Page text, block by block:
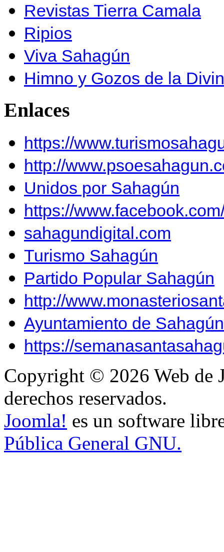
Revistas Tierra Camala
Ripios
Viva Sahagún
Himno y Gozos de la
Enlaces
https://
http://
Unidos por Sahagún
https://
sahagundigital.com
Turismo Sahagún
Partido Popular Sahagún
http://
Ayuntamiento de Sahagún
https://
Copyright © 2026 Web de
derechos reservados.
Joomla! es un software
Pública General GNU.